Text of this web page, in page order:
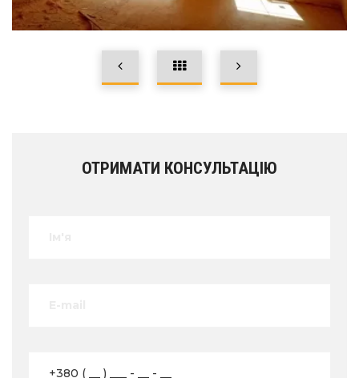
ОТРИМАТИ КОНСУЛЬТАЦІЮ